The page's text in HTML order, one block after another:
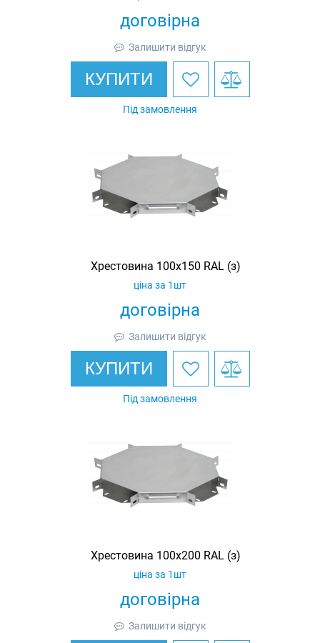
договірна
Залишити відгук
КУПИТИ
Під замовлення
Хрестовина 100х150 RAL (з)
договірна
ціна за 1шт
Залишити відгук
КУПИТИ
Під замовлення
Хрестовина 100х200 RAL (з)
договірна
ціна за 1шт
Залишити відгук